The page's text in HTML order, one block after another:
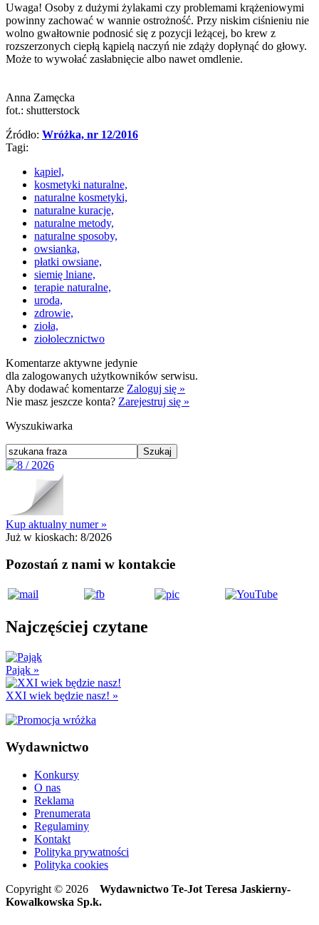
Uwaga! Osoby z dużymi żylakami czy problemami krążeniowymi
powinny zachować w wannie ostrożność. Przy niskim ciśnieniu nie
wolno gwałtownie podnosić się z pozycji leżącej, bo krew z
rozszerzonych ciepłą kąpielą naczyń nie zdąży dopłynąć do głowy.
Może to wywołać zasłabnięcie albo nawet omdlenie.
Anna Zamęcka
fot.: shutterstock
Źródło: Wróżka, nr 12/2016
Tagi:
kąpiel,
kosmetyki naturalne,
naturalne kosmetyki,
naturalne kuracje,
naturalne metody,
naturalne sposoby,
owsianka,
płatki owsiane,
siemię lniane,
terapie naturalne,
uroda,
zdrowie,
zioła,
ziołolecznictwo
Komentarze aktywne jedynie
dla zalogowanych użytkowników serwisu.
Aby dodawać komentarze Zaloguj się »
Nie masz jeszcze konta? Zarejestruj się »
Wyszukiwarka
Kup aktualny numer »
Już w kioskach: 8/2026
Pozostań z nami w kontakcie
Najczęściej czytane
Pająk »
XXI wiek będzie nasz! »
Wydawnictwo
Konkursy
O nas
Reklama
Prenumerata
Regulaminy
Kontakt
Polityka prywatności
Polityka cookies
Copyright © 2026 Wydawnictwo Te-Jot Teresa Jaskierny-
Kowalkowska Sp.k.